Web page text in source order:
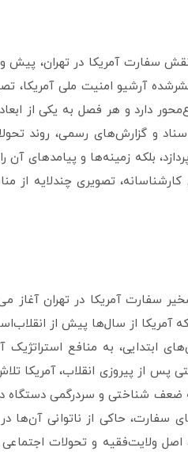
آمریکا در تهران، پیش و
آرشیو امنیت ملی آمریکا،
دارد و هر فصل به یکی از
و گزارش‌های رسمی، روند
بلکه زمینه‌ها و پیامدهای
تصویری چندلایه از
سفارت آمریکا در تهران
آمریکا از سال‌ها پیش از
ابتدایی، به منافع استراتژیک
از پیروزی انقلاب، آمریکا
ضعف شناختی و سردرگمی
سفارت، حاکی از ناتوانی
اصل ولایت‌فقیه و تحولات